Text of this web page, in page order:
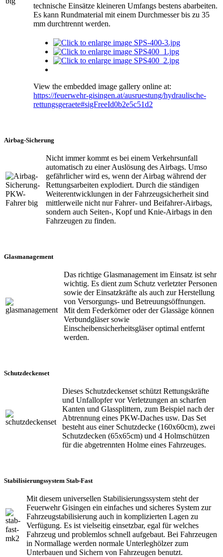
technische Einsätze kleineren Umfangs bestens abarbeiten.
Es kann Rundmaterial mit einem Durchmesser bis zu 35
mm durchtrennt werden.
View the embedded image gallery online at:
https://feuerwehr-gisingen.at/ausruestung/hydraulische-
rettungsgeraete#sigFreeId0b2e5c51d2
Airbag-Sicherung
Nicht immer kommt es bei einem Verkehrsunfall
automatisch zu einer Auslösung des Airbags. Umso
gefährlicher wird es, wenn der Airbag während der
Rettungsarbeiten explodiert. Durch die ständigen
Weiterentwicklungen in der Fahrzeugsicherheit sind
mittlerweile nicht nur Fahrer- und Beifahrer-Airbags,
sondern auch Seiten-, Kopf und Knie-Airbags in den
Fahrzeugen zu finden.
Glasmanagement
Das richtige Glasmanagement im Einsatz ist sehr
wichtig. Es dient zum Schutz verletzter Personen
sowie der Einsatzkräfte als auch zur Herstellung
von Versorgungs- und Betreuungsöffnungen.
Mit dem Federkörner oder der Glassäge können
Verbundgläser sowie
Einscheibensicherheitsgläser optimal entfernt
werden.
Schutzdeckenset
Dieses Schutzdeckenset schützt Rettungskräfte
und Unfallopfer vor Verletzungen an scharfen
Kanten und Glassplittern, zum Beispiel nach der
Abtrennung eines PKW-Daches usw. Das Set
besteht aus einer Schutzdecke (160x60cm), zwei
Schutzdecken (65x65cm) und 4 Holmschützen
für die abgetrennten Holme eines Fahrzeuges.
Stabilisierungssystem Stab-Fast
Mit diesem universellen Stabilisierungssystem steht der
Feuerwehr Gisingen ein einfaches und sicheres System zur
Fahrzeugstabilisierung auch in komplizierten Lagen zu
Verfügung. Es ist vielseitig einsetzbar, egal für welches
Fahrzeug und problemlos schnell aufgebaut. Bei Fahrzeugen
in Normallage werden normale Unterleghölzer zum
Unterbauen und Sichern von Fahrzeugen benutzt.